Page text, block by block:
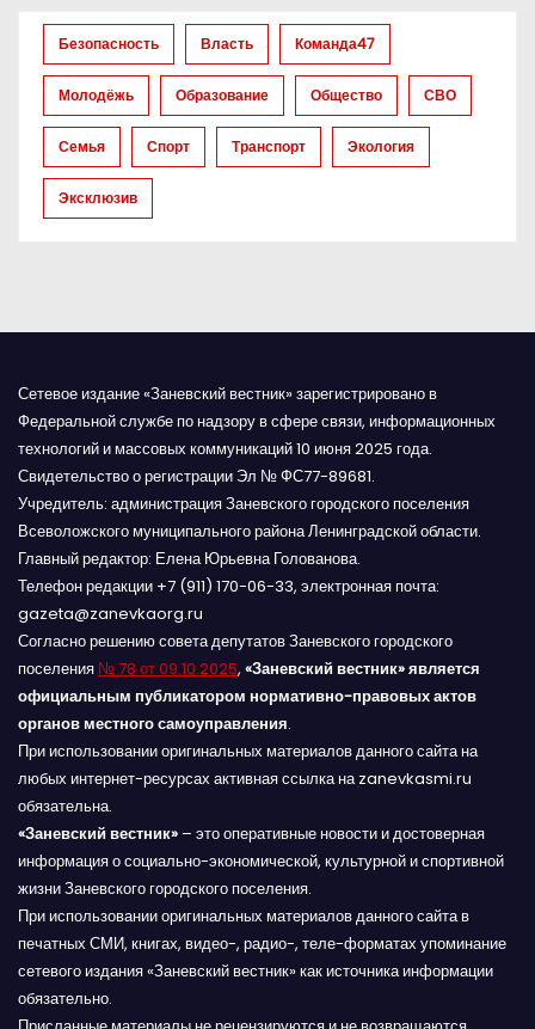
з
а
п
и
с
м
Безопасность Власть Команда47
Молодёжь Образование Общество СВО
Семья Спорт Транспорт Экология
Эксклюзив
Сетевое издание «Заневский вестник» зарегистрировано в
Федеральной службе по надзору в сфере связи, информационных
технологий и массовых коммуникаций 10 июня 2025 года.
Свидетельство о регистрации Эл № ФС77-89681.
Учредитель: администрация Заневского городского поселения
Всеволожского муниципального района Ленинградской области.
Главный редактор: Елена Юрьевна Голованова.
Телефон редакции +7 (911) 170-06-33, электронная почта:
gazeta@zanevkaorg.ru
Согласно решению совета депутатов Заневского городского
поселения № 78 от 09.10.2025, «Заневский вестник» является
официальным публикатором нормативно-правовых актов
органов местного самоуправления.
При использовании оригинальных материалов данного сайта на
любых интернет-ресурсах активная ссылка на zanevkasmi.ru
обязательна.
«Заневский вестник» – это оперативные новости и достоверная
информация о социально-экономической, культурной и спортивной
жизни Заневского городского поселения.
При использовании оригинальных материалов данного сайта в
печатных СМИ, книгах, видео-, радио-, теле-форматах упоминание
сетевого издания «Заневский вестник» как источника информации
обязательно.